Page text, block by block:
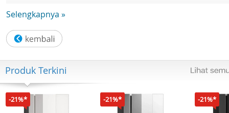
Waktu dunia: Waktu ganda
- Penghitung waktu mundur
- Satuan pengukuran: 1 detik
- Rentang hitung mundur: 24 jam
- Rentang pengaturan waktu mulai hitung mundur: 1
sampai 24 jam (kenaikan 1 menit dan kenaikan 1 jam)
- Lainnya: Pengulangan otomatis
Stopwatch:
Selengkapnya »
Produk Terkini
-21%* -21%* -21%*